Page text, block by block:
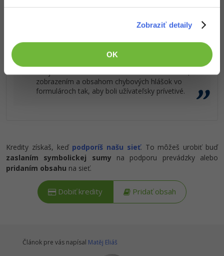
Zobraziť detaily
OK
Fórum
Požadovaný článok má nasledujúci obsah:
V tejto lekcii sa budeme zaoberať umiestnením,
zobrazením a obsahom chybových hlášok vo
formulároch tak, aby boli užívateľsky prívetivé.
Kredity získaš, keď podporíš našu sieť. To môžeš urobiť buď
zaslaním symbolickej sumy na podporu prevádzky alebo
pridaním obsahu na sieť.
Dobiť kredity Pridať obsah
Článok pre vás napísal Matěj Eliáš